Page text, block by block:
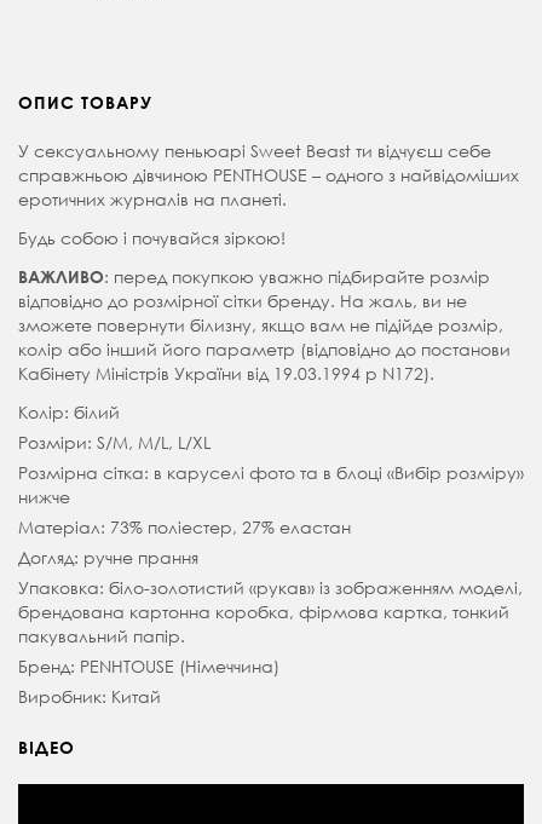
ОПИС ТОВАРУ
У сексуальному пеньюарі Sweet Beast ти відчуєш себе
справжньою дівчиною PENTHOUSE – одного з найвідоміших
еротичних журналів на планеті.
Будь собою і почувайся зіркою!
ВАЖЛИВО: перед покупкою уважно підбирайте розмір
відповідно до розмірної сітки бренду. На жаль, ви не
зможете повернути білизну, якщо вам не підійде розмір,
колір або інший його параметр (відповідно до постанови
Кабінету Міністрів України від 19.03.1994 р N172).
Колір: білий
Розміри: S/M, M/L, L/XL
Розмірна сітка: в каруселі фото та в блоці «Вибір розміру»
нижче
Матеріал: 73% поліестер, 27% еластан
Догляд: ручне прання
Упаковка: біло-золотистий «рукав» із зображенням моделі,
брендована картонна коробка, фірмова картка, тонкий
пакувальний папір.
Бренд: PENHTOUSE (Німеччина)
Виробник: Китай
ВІДЕО